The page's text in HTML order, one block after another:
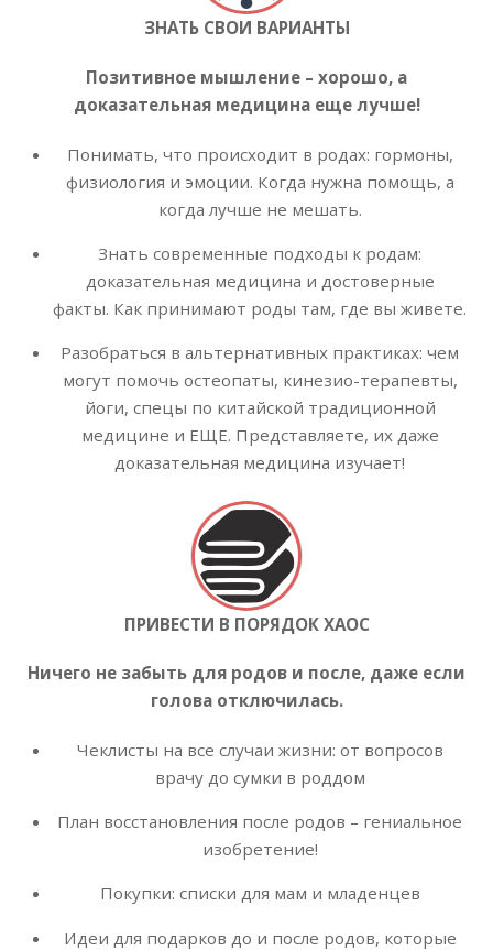
ЗНАТЬ СВОИ ВАРИАНТЫ
Позитивное мышление – хорошо, а
доказательная медицина еще лучше!
Понимать, что происходит в родах: гормоны,
физиология и эмоции. Когда нужна помощь, а
когда лучше не мешать.
Знать современные подходы к родам:
доказательная медицина и достоверные
факты. Как принимают роды там, где вы живете.
Разобраться в альтернативных практиках: чем
могут помочь остеопаты, кинезио-терапевты,
йоги, спецы по китайской традиционной
медицине и ЕЩЕ. Представляете, их даже
доказательная медицина изучает!
ПРИВЕСТИ В ПОРЯДОК ХАОС
Ничего не забыть для родов и после, даже если
голова отключилась.
Чеклисты на все случаи жизни: от вопросов
врачу до сумки в роддом
План восстановления после родов – гениальное
изобретение!
Покупки: списки для мам и младенцев
Идеи для подарков до и после родов, которые